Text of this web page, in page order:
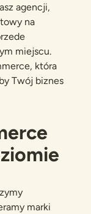
agencji,
na
miejscu.
która
Twój biznes
marki